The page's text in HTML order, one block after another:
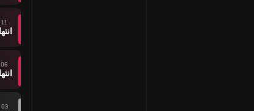
11 يناير
06 يناير
03 يناير